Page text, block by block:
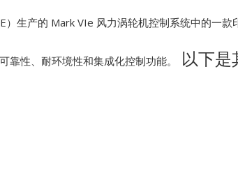
）生产的 Mark VIe 风力涡轮机控制系统中的一款
性、耐环境性和集成化控制功能。 以下是